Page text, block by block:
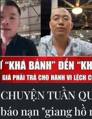
CHUYỆN TUẦN
báo nạn "giang hồ